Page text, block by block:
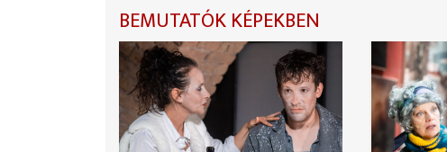
BEMUTATÓK KÉPEKBEN